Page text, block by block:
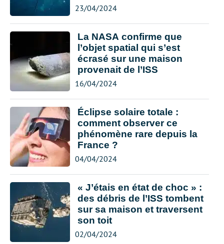
23/04/2024
La NASA confirme que
l’objet spatial qui s’est
écrasé sur une maison
provenait de l’ISS
16/04/2024
Éclipse solaire totale :
comment observer ce
phénomène rare depuis la
France ?
04/04/2024
« J’étais en état de choc » :
des débris de l’ISS tombent
sur sa maison et traversent
son toit
02/04/2024